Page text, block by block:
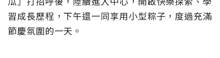
習成長歷程，下午還一同享用小型粽子，度過充滿
節慶氛圍的一天。